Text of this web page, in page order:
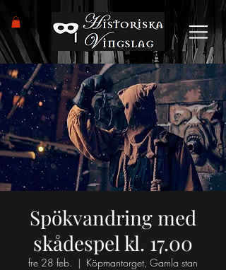
Spökvandring med
skådespel kl. 17.00
fre 28 feb.
  |
Köpmantorget, Gamla stan